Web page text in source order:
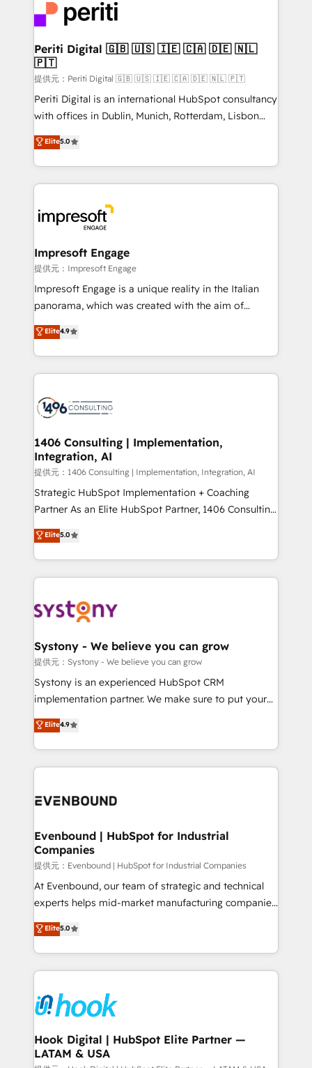
business with HubSpot? Let Cebra’s experts help
you grow faster, smarter, and with impact.
and—most importantly—simple. That’s why we lean
into bold ideas and shape them into thoughtful
products and strategies that actually make a
difference.
Periti Digital 🇬🇧 🇺🇸 🇮🇪 🇨🇦 🇩🇪 🇳🇱
🇵🇹
提供元：Periti Digital 🇬🇧 🇺🇸 🇮🇪 🇨🇦 🇩🇪 🇳🇱 🇵🇹
Periti Digital is an international HubSpot consultancy
with offices in Dublin, Munich, Rotterdam, Lisbon
and New York. 🔎 We are focused on enhancing
revenue-generation strategies for clients through
complete integration of core business processes
and systems (such as ERP and e-commerce
results. 🎯 We present a solution-centric approach
and we're focused on HubSpot. We work with some
of HubSpot's most important customers to generate
value from the platform in the long term. 🤖 We have
worked 400+ HubSpot customers across industries
but specialise in the more complex projects where
represent key aspects of the project's success.
Elite5.0
Impresoft Engage
提供元：Impresoft Engage
Impresoft Engage is a unique reality in the Italian
panorama, which was created with the aim of
putting Customer Experience at the center by
creating digital environments capable of integrating
people, processes and data. We offer the best
digital solutions on the market, ranging from CRM
marketing automation to online and offline sales
allowing companies to optimize processes and meet
the needs of the customer. We are part of Impresoft
Group, a group of specialized and complementary
companies that divide their offer into 4
Competence Centers: Smart Manufacturing,
The synergies generated by these integrations,
together with the combination of talents, skills,
to accompany companies on their digital
transformation journey.
Elite4.9
1406 Consulting | Implementation,
Integration, AI
提供元：1406 Consulting | Implementation, Integration, AI
Strategic HubSpot Implementation + Coaching
Partner As an Elite HubSpot Partner, 1406 Consulting
helps mid-market revenue teams transform how
they sell, market, and serve. We don't just build your
HubSpot—we teach your team to own it, then stay
to help you keep winning. What We Do ⚙️ CRM
Data & Content 📈 Sales & Marketing Alignment +
Agent Creation 🔄 Custom Integrations & Data
Migration Why 1406 We become part of your team.
Your team learns while we build. We fix what others
broke. Built for mid-market reality—practical
constraints. By the Numbers 🏆 Top 1% of all
HubSpot partners 🔄 Top 5% globally in client
and sales ops at mid-market companies ready to
Elite5.0
Systony - We believe you can grow
提供元：Systony - We believe you can grow
Systony is an experienced HubSpot CRM
implementation partner. We make sure to put your
organization's needs and goals first and think along
with your organization. We are only satisfied once
you are too. Why Systony? - 20+ years of
experience with CRM, Marketing, Sales & Service
Own back-end developers - Complex data
View, SuperOffice) - Custom integrations (e.g. MS
Business Central, Navision, AX, SAP, Exact, AFAS) We
focus on growing B2B companies in the SME sector
such as manufacturing, SaaS, business services and
wholesaler companies. As an experienced HubSpot
That's why we have developed a step-by-step
implementation process that focuses on user
strive for optimal customer processes and
experiences. Systony – We believe you can grow!
Elite4.9
Evenbound | HubSpot for Industrial
Companies
提供元：Evenbound | HubSpot for Industrial Companies
At Evenbound, our team of strategic and technical
experts helps mid-market manufacturing companies
achieve real growth. We specialize in delivering
tailored solutions that drive results by leveraging
HubSpot’s platform and data to fuel success.
Technical Solutions: - HubSpot Technical Consulting -
Onboarding - Data Migration & Integrations -
Technical Audit & Optimization Strategic Solutions: -
Revenue Operations - Inbound Marketing -
Outbound Marketing - HubSpot CMS Website
Elite5.0
Hook Digital | HubSpot Elite Partner —
LATAM & USA